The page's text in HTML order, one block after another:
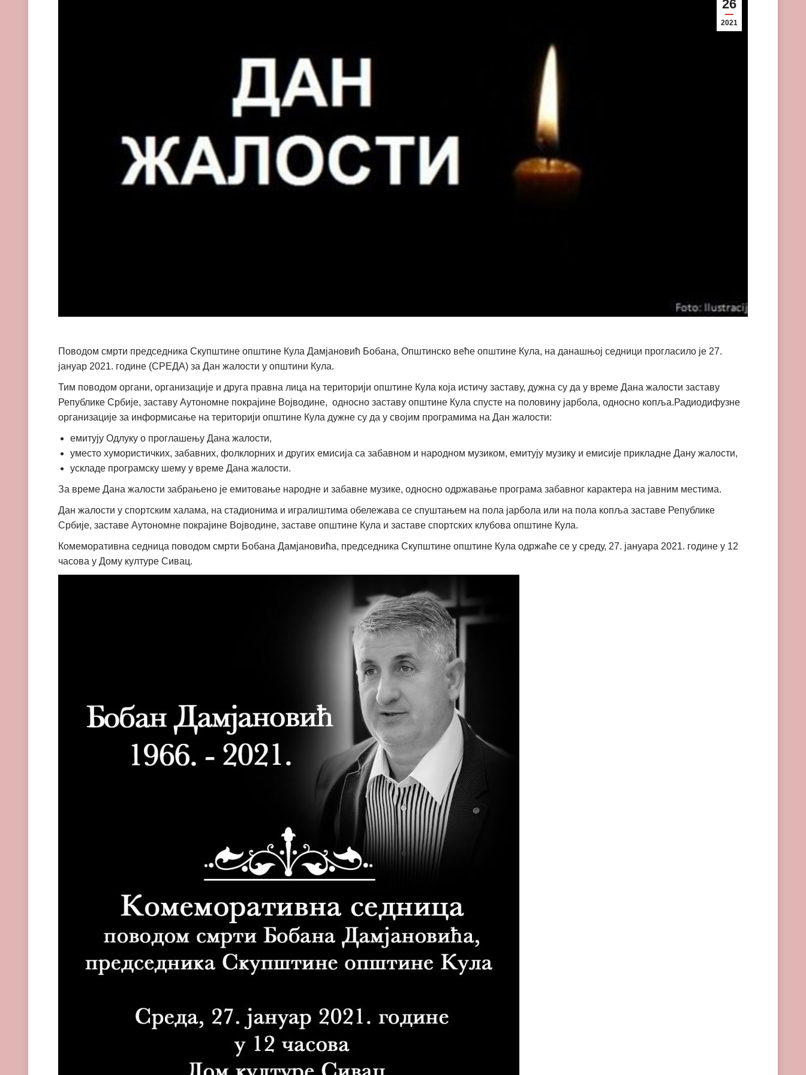
26
2021
Поводом смрти председника Скупштине општине Кула Дамјановић Бобана, Општинско веће општине Кула, на данашњој седници прогласило је 27.
јануар 2021. године (СРЕДА) за Дан жалости у општини Кула.
Тим поводом органи, организације и друга правна лица на територији општине Кула која истичу заставу, дужна су да у време Дана жалости заставу
Републике Србије, заставу Аутономне покрајине Војводине, односно заставу општине Кула спусте на половину јарбола, односно копља.Радиодифузне
организације за информисање на територији општине Кула дужне су да у својим програмима на Дан жалости:
емитују Одлуку о проглашењу Дана жалости,
уместо хумористичких, забавних, фолклорних и других емисија са забавном и народном музиком, емитују музику и емисије прикладне Дану жалости,
ускладе програмску шему у време Дана жалости.
За време Дана жалости забрањено је емитовање народне и забавне музике, односно одржавање програма забавног карактера на јавним местима.
Дан жалости у спортским халама, на стадионима и игралиштима обележава се спуштањем на пола јарбола или на пола копља заставе Републике
Србије, заставе Аутономне покрајине Војводине, заставе општине Кула и заставе спортских клубова општине Кула.
Комеморативна седница поводом смрти Бобана Дамјановића, председника Скупштине општине Кула одржаће се у среду, 27. јануара 2021. године у 12
часова у Дому културе Сивац.